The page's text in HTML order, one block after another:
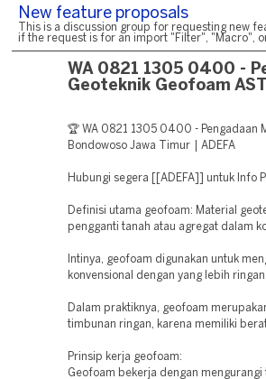
New feature proposals
This is a discussion group for requesting new
if the request is for an import "Filter", "Macro",
WA 0821 1305 0400 -
Geoteknik Geofoam
🏆 WA 0821 1305 0400 - Pengadaan
Bondowoso Jawa Timur | ADEFA
Hubungi segera [[ADEFA]] untuk Info
Definisi utama geofoam: Material
pengganti tanah atau agregat dalam
Intinya, geofoam digunakan untuk
konvensional dengan yang lebih ringan.
Dalam praktiknya, geofoam
timbunan ringan, karena memiliki
Prinsip kerja geofoam:
Geofoam bekerja dengan